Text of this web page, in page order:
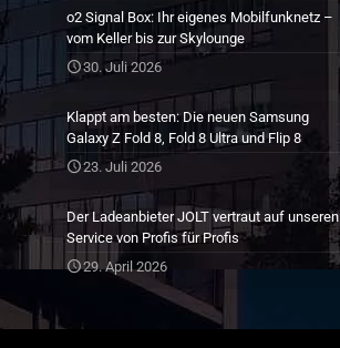
o2 Signal Box: Ihr eigenes Mobilfunknetz –
vom Keller bis zur Skylounge
30. Juli 2026
Klappt am besten: Die neuen Samsung
Galaxy Z Fold 8, Fold 8 Ultra und Flip 8
23. Juli 2026
Der Ladeanbieter JOLT vertraut auf unseren
Service von Profis für Profis
29. April 2026